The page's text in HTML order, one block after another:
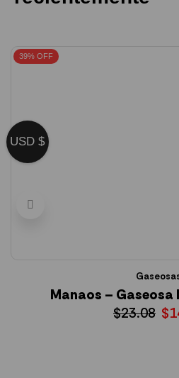
39% OFF
Manaos –
$23.08 $
USD $